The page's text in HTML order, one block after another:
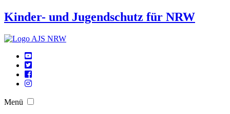
Kinder- und Jugendschutz für NRW
Menü